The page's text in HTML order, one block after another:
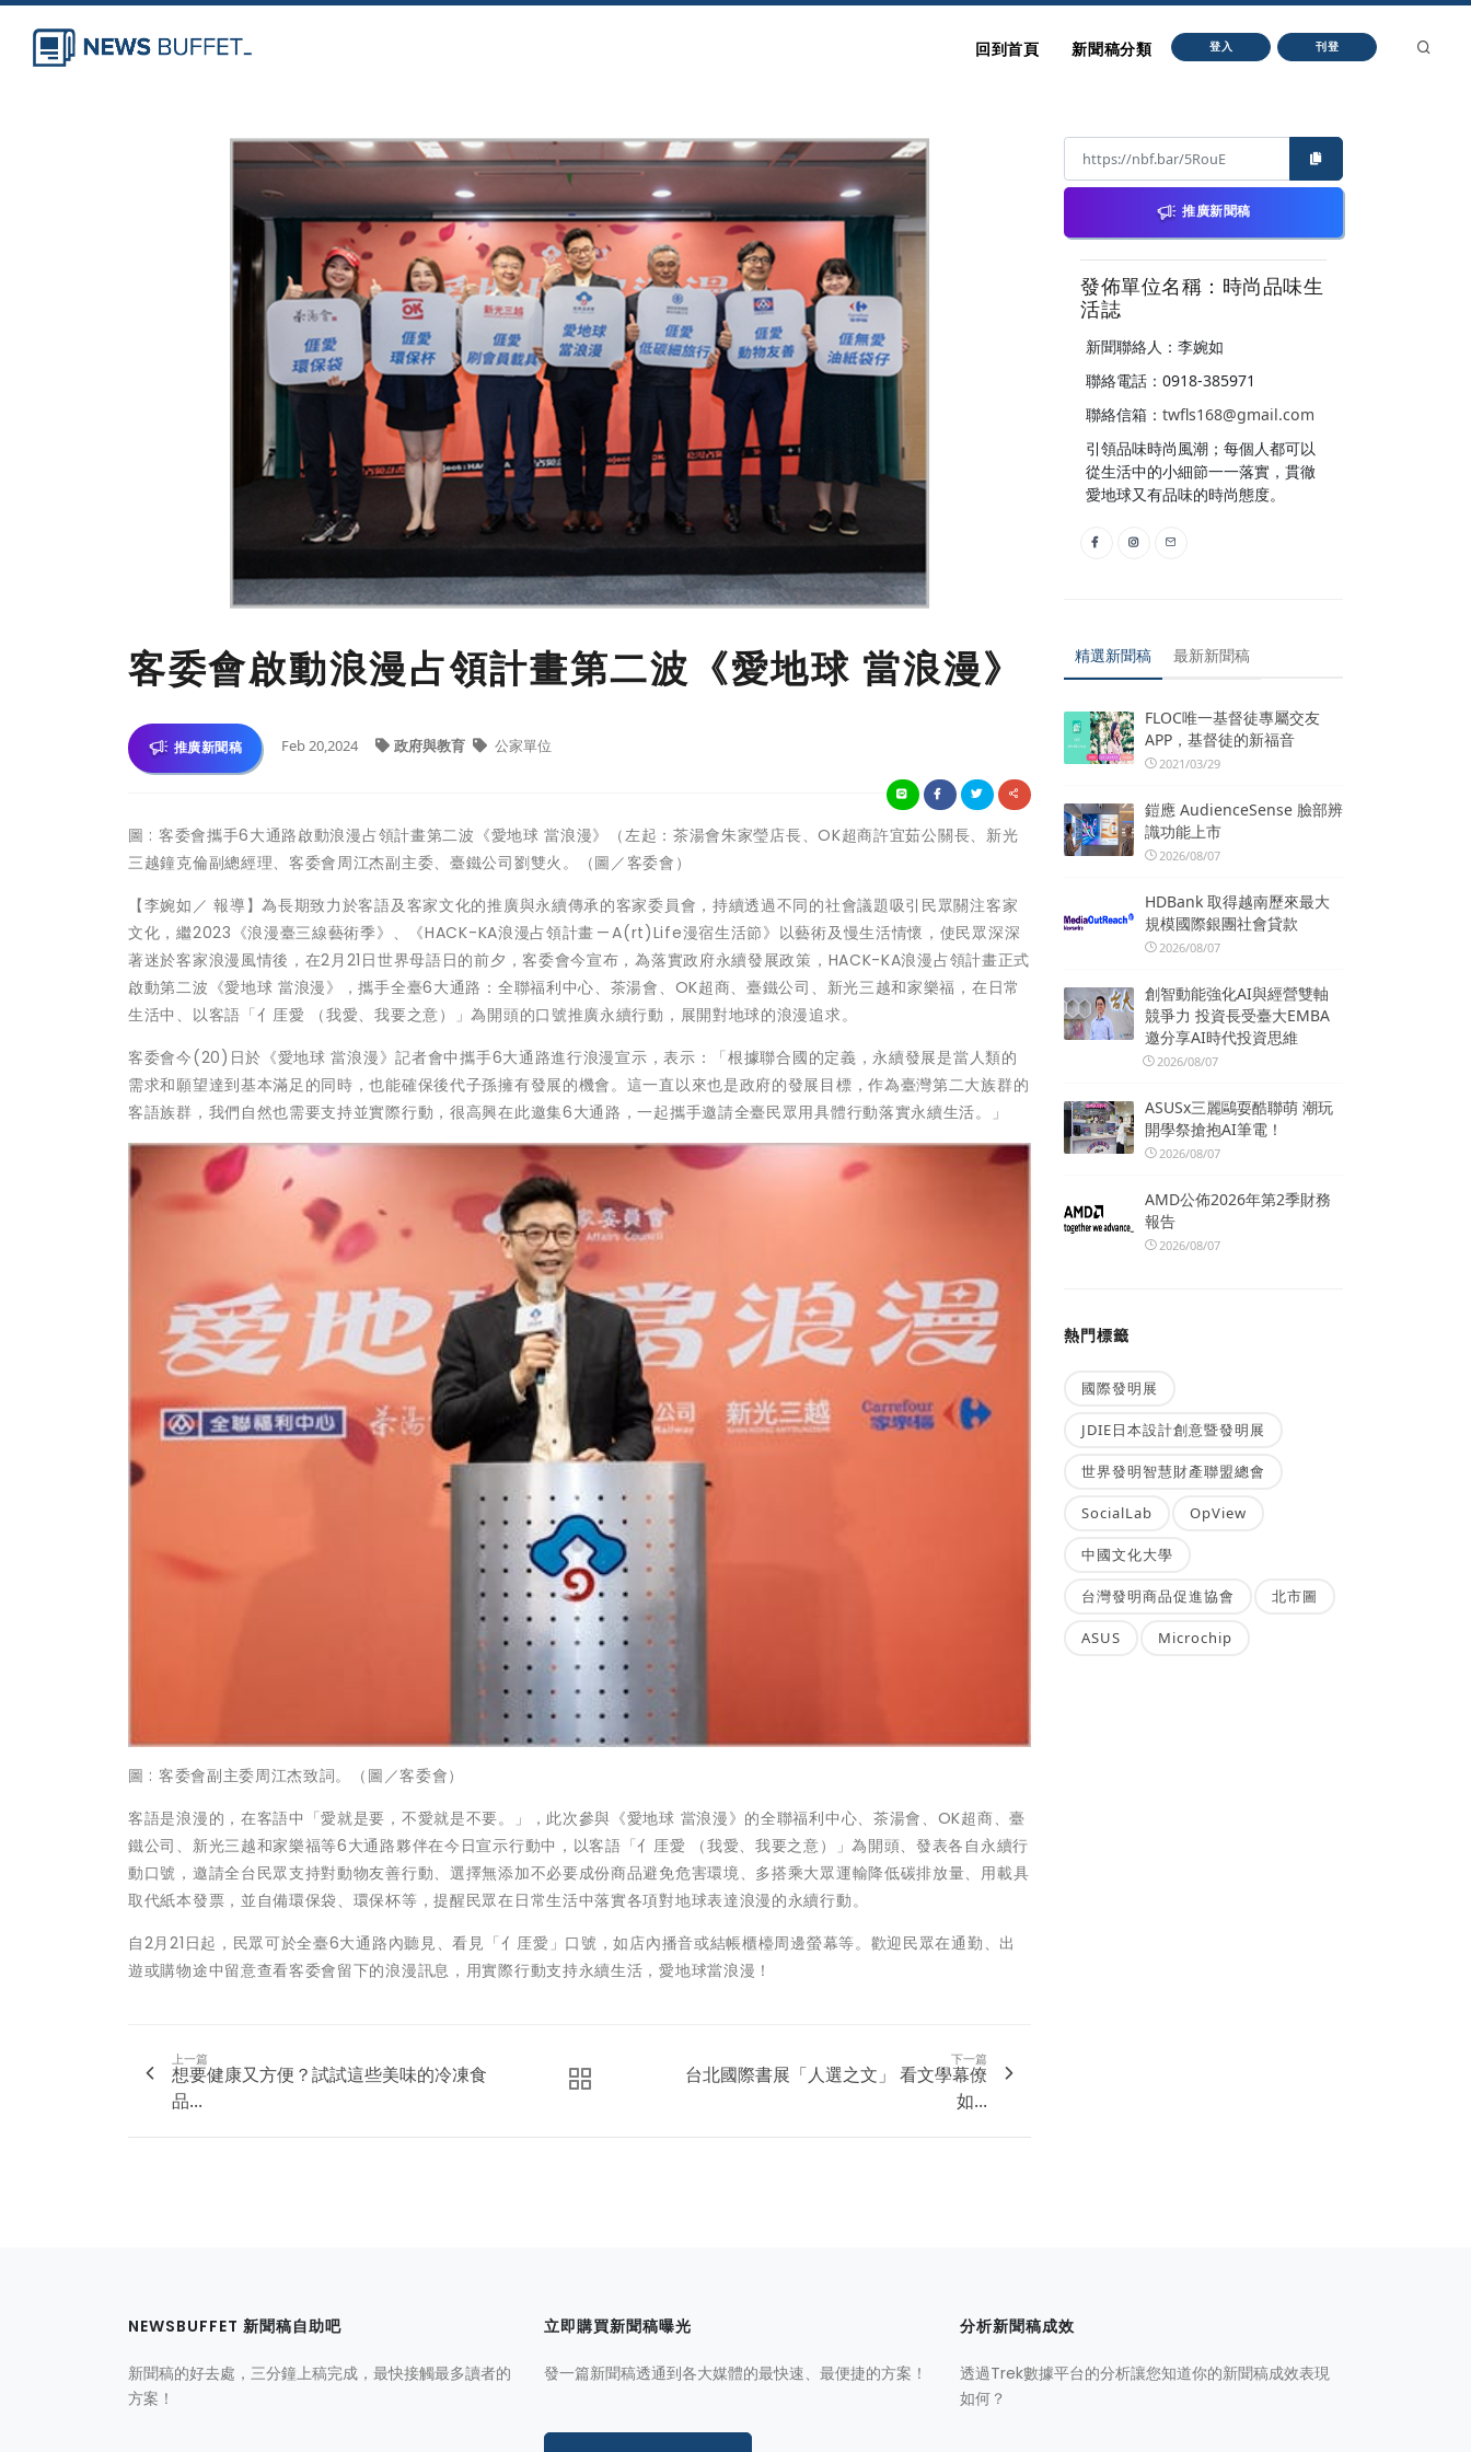
回到首頁 新聞稿分類 登入 刊登
客委會啟動浪漫占領計畫第二波《愛地球 當浪漫》
推廣新聞稿 Feb 20,2024 政府與教育 公家單位
圖 : 客委會攜手6大通路啟動浪漫占領計畫第二波《愛地球 當浪漫》（左起：茶湯會朱家瑩店長、OK超商許宜茹公關長、新光
三越鐘克倫副總經理、客委會周江杰副主委、臺鐵公司劉雙火。（圖／客委會）
【李婉如／ 報導】為長期致力於客語及客家文化的推廣與永續傳承的客家委員會，持續透過不同的社會議題吸引民眾關注客家
文化，繼2023《浪漫臺三線藝術季》、《HACK-KA浪漫占領計畫 — A(rt)Life漫宿生活節》以藝術及慢生活情懷，使民眾深深
著迷於客家浪漫風情後，在2月21日世界母語日的前夕，客委會今宣布，為落實政府永續發展政策，HACK-KA浪漫占領計畫正式
啟動第二波《愛地球 當浪漫》，攜手全臺6大通路：全聯福利中心、茶湯會、OK超商、臺鐵公司、新光三越和家樂福，在日常
生活中、以客語「亻厓愛 （我愛、我要之意）」為開頭的口號推廣永續行動，展開對地球的浪漫追求。
客委會今(20)日於《愛地球 當浪漫》記者會中攜手6大通路進行浪漫宣示，表示：「根據聯合國的定義，永續發展是當人類的
需求和願望達到基本滿足的同時，也能確保後代子孫擁有發展的機會。這一直以來也是政府的發展目標，作為臺灣第二大族群的
客語族群，我們自然也需要支持並實際行動，很高興在此邀集6大通路，一起攜手邀請全臺民眾用具體行動落實永續生活。」
圖 : 客委會副主委周江杰致詞。（圖／客委會）
客語是浪漫的，在客語中「愛就是要，不愛就是不要。」，此次參與《愛地球 當浪漫》的全聯福利中心、茶湯會、OK超商、臺
鐵公司、新光三越和家樂福等6大通路夥伴在今日宣示行動中，以客語「亻厓愛 （我愛、我要之意）」為開頭、發表各自永續行
動口號，邀請全台民眾支持對動物友善行動、選擇無添加不必要成份商品避免危害環境、多搭乘大眾運輸降低碳排放量、用載具
取代紙本發票，並自備環保袋、環保杯等，提醒民眾在日常生活中落實各項對地球表達浪漫的永續行動。
自2月21日起，民眾可於全臺6大通路內聽見、看見「亻厓愛」口號，如店內播音或結帳櫃檯周邊螢幕等。歡迎民眾在通勤、出
遊或購物途中留意查看客委會留下的浪漫訊息，用實際行動支持永續生活，愛地球當浪漫！
上一篇
想要健康又方便？試試這些美味的冷凍食
品...
下一篇
台北國際書展「人選之文」 看文學幕僚
如...
推廣新聞稿
發佈單位名稱：時尚品味生
活誌
新聞聯絡人：李婉如
聯絡電話：0918-385971
聯絡信箱： twfls168@gmail.com
引領品味時尚風潮；每個人都可以
從生活中的小細節一一落實，貫徹
愛地球又有品味的時尚態度。
精選新聞稿 最新新聞稿
FLOC唯一基督徒專屬交友
APP，基督徒的新福音
2021/03/29
鎧應 AudienceSense 臉部辨
識功能上市
2026/08/07
HDBank 取得越南歷來最大
規模國際銀團社會貸款
2026/08/07
創智動能強化AI與經營雙軸
競爭力 投資長受臺大EMBA
邀分享AI時代投資思維
2026/08/07
ASUSx三麗鷗耍酷聯萌 潮玩
開學祭搶抱AI筆電！
2026/08/07
AMD公佈2026年第2季財務
報告
2026/08/07
熱門標籤
國際發明展
JDIE日本設計創意暨發明展
世界發明智慧財產聯盟總會
SocialLab OpView
中國文化大學
台灣發明商品促進協會 北市圖
ASUS Microchip
NEWSBUFFET 新聞稿自助吧
新聞稿的好去處，三分鐘上稿完成，最快接觸最多讀者的
方案！
立即購買新聞稿曝光
發一篇新聞稿透通到各大媒體的最快速、最便捷的方案！
分析新聞稿成效
透過Trek數據平台的分析讓您知道你的新聞稿成效表現
如何？